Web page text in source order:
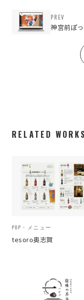
PREV
神宮前ぽ
RELATED WORKS
POP・メニュー
tesoro奥志賀